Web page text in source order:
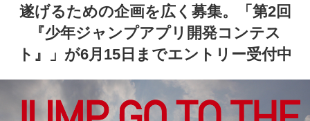
COLUMN
コラム
遂げるための企画を広く募集。「第2回
『少年ジャンプアプリ開発コンテス
ト』」が6月15日までエントリー受付中